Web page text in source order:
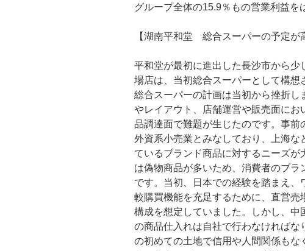
グループ全体の15.9％もの営業利益を
【湖南平和堂 総合スーパーの予定が
平和堂が最初に進出した長沙市から
場店は、当初総合スーパーとして構
総合スーパーの計画は当初から挫折
やレイアウト、店舗運営や販売面に
品調達面で難題が生じたのです。事前
外資系小売業とみなしており、上海
ているブランド商品に対するニーズ
は偽物商品が多いため、消費者のブ
です。当初、日本での経験を踏まえ
較購買機能を充足するために、直営
構成を想定していました。しかし、
の商品仕入れは自社で行わなければな
の初めての土地で信用や人間関係もな